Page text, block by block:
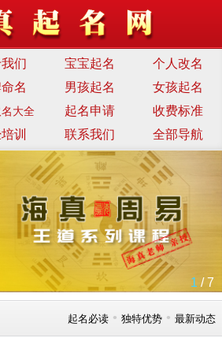
们 宝宝起名
个人改名
名 男孩起名 女孩起名
大全 起名申请
收费标准
训 联系我们 全部导航
1 / 7
起名必读 • 独特优势 • 最新动态